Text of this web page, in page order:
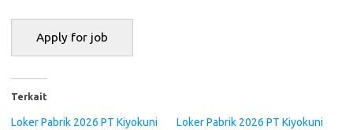
Terkait
Loker Pabrik 2026 PT Kiyokuni
Loker Pabrik 2026 PT Kiyokuni